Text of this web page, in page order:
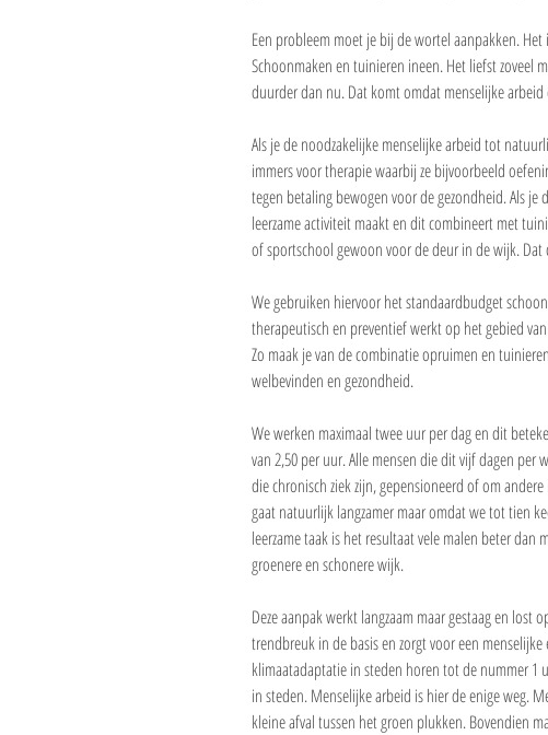
Een probleem moet je bij de wortel aanpakken.
Schoonmaken en tuinieren ineen. Het liefst zoveel
duurder dan nu. Dat komt omdat menselijke
Als je de noodzakelijke menselijke arbeid tot
immers voor therapie waarbij ze bijvoorbeeld
tegen betaling bewogen voor de gezondheid. Als
leerzame activiteit maakt en dit combineert met
of sportschool gewoon voor de deur in de wijk.
We gebruiken hiervoor het standaardbudget
therapeutisch en preventief werkt op het gebied
Zo maak je van de combinatie opruimen en
welbevinden en gezondheid.
We werken maximaal twee uur per dag en dit
van 2,50 per uur. Alle mensen die dit vijf dagen
die chronisch ziek zijn, gepensioneerd of om
gaat natuurlijk langzamer maar omdat we tot tien
leerzame taak is het resultaat vele malen beter
groenere en schonere wijk.
Deze aanpak werkt langzaam maar gestaag en
trendbreuk in de basis en zorgt voor een
klimaatadaptatie in steden horen tot de nummer 1
in steden. Menselijke arbeid is hier de enige weg.
kleine afval tussen het groen plukken. Bovendien